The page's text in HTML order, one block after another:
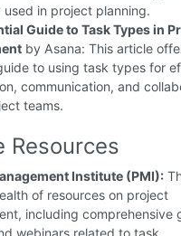
used in project planning.
Guide to Task Types in
by Asana: This article
to using task types for
communication, and
teams.
Resources
Institute (PMI):
of resources on project
including comprehensive
webinars related to task